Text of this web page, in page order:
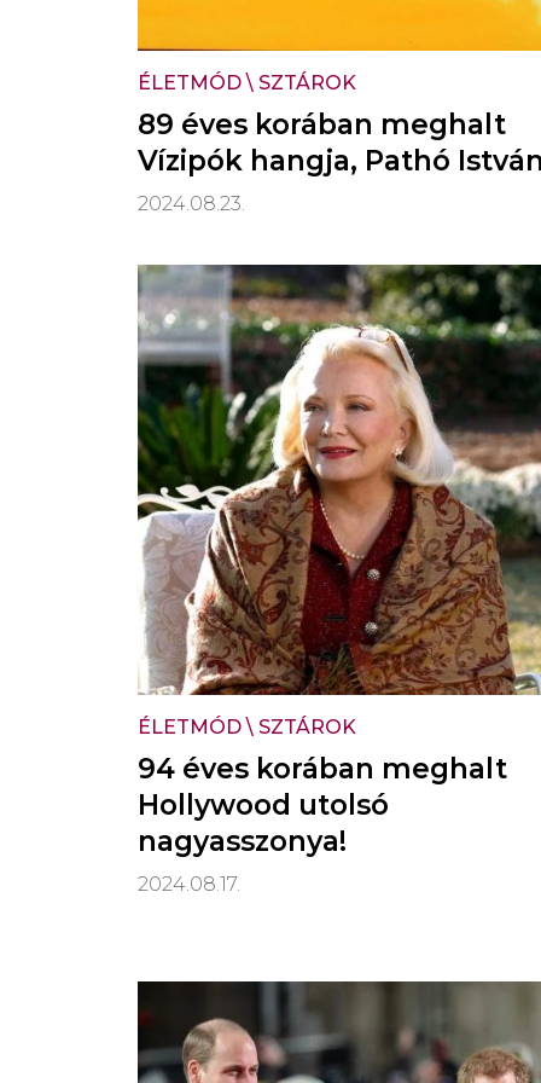
ÉLETMÓD\ SZTÁROK
89 éves korában meghalt
Vízipók hangja, Pathó
2024.08.23.
ÉLETMÓD\ SZTÁROK
94 éves korában meghalt
Hollywood utolsó
nagyasszonya!
2024.08.17.